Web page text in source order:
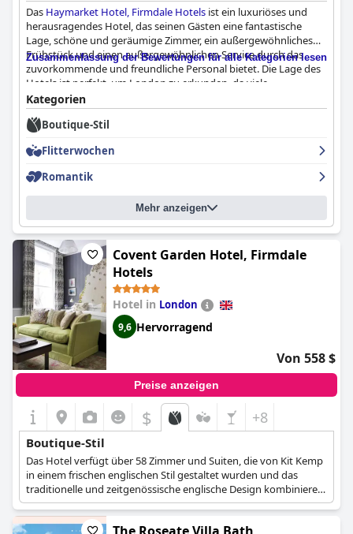
Das Haymarket Hotel, Firmdale Hotels ist ein luxuriöses und
herausragendes Hotel, das seinen Gästen eine fantastische
Lage, schöne und geräumige Zimmer, ein außergewöhnliches
Frühstück und einen außergewöhnlichen Service durch das
zuvorkommende und freundliche Personal bietet. Die Lage des
Hotels ist perfekt, um London zu erkunden, da viele
Sehenswürdigkeiten zu Fuß erreichbar sind. Das Frühstück mit
seinen köstlichen und großzügigen Optionen ist für viele Gäste
ein Highlight. Die Zimmer sind wunderschön gestaltet und
geräumige Bäder. Das Personal wird für seinen
außergewöhnlichen Service gelobt, wobei der Concierge und die
Mitarbeiter an der Rezeption besonders beeindruckend sind.
Insgesamt haben die Gäste das Hotel als eine zehn von zehn
Erfahrungen mit einem Gefühl des Glücks beschrieben, sobald
man es betritt.
Zusammenfassung der Bewertungen für alle Kategorien lesen
Kategorien
Boutique-Stil
Flitterwochen
Romantik
Mehr anzeigen
Covent Garden Hotel, Firmdale
Hotels
Hotel in London
9,6 Hervorragend
Von 558 $
Preise anzeigen
$ +8
Boutique-Stil
Das Hotel verfügt über 58 Zimmer und Suiten, die von Kit Kemp
in einem frischen englischen Stil gestaltet wurden und das
traditionelle und zeitgenössische englische Design kombinieren.
Jeder Zimmertyp zeichnet sich durch eine unverwechselbare
Dekoration und eine andere Farbpalette aus, die ihn einzigartig